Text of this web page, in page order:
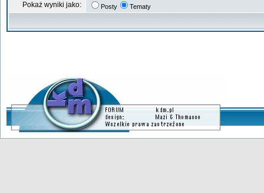
Pokaż wyniki jako: Posty Tematy